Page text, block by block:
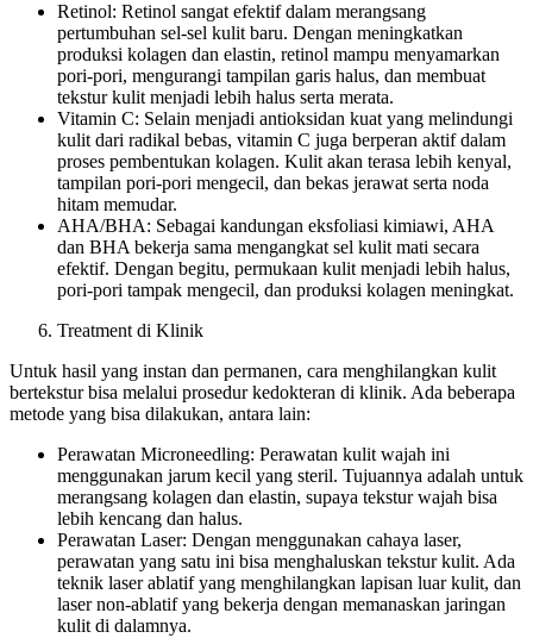
Retinol: Retinol sangat efektif dalam merangsang
pertumbuhan sel-sel kulit baru. Dengan meningkatkan
produksi kolagen dan elastin, retinol mampu menyamarkan
pori-pori, mengurangi tampilan garis halus, dan membuat
tekstur kulit menjadi lebih halus serta merata.
Vitamin C: Selain menjadi antioksidan kuat yang melindungi
kulit dari radikal bebas, vitamin C juga berperan aktif dalam
proses pembentukan kolagen. Kulit akan terasa lebih kenyal,
tampilan pori-pori mengecil, dan bekas jerawat serta noda
hitam memudar.
AHA/BHA: Sebagai kandungan eksfoliasi kimiawi, AHA
dan BHA bekerja sama mengangkat sel kulit mati secara
efektif. Dengan begitu, permukaan kulit menjadi lebih halus,
pori-pori tampak mengecil, dan produksi kolagen meningkat.
Treatment di Klinik
Untuk hasil yang instan dan permanen, cara menghilangkan kulit
bertekstur bisa melalui prosedur kedokteran di klinik. Ada beberapa
metode yang bisa dilakukan, antara lain:
Perawatan Microneedling: Perawatan kulit wajah ini
menggunakan jarum kecil yang steril. Tujuannya adalah untuk
merangsang kolagen dan elastin, supaya tekstur wajah bisa
lebih kencang dan halus.
Perawatan Laser: Dengan menggunakan cahaya laser,
perawatan yang satu ini bisa menghaluskan tekstur kulit. Ada
teknik laser ablatif yang menghilangkan lapisan luar kulit, dan
laser non-ablatif yang bekerja dengan memanaskan jaringan
kulit di dalamnya.